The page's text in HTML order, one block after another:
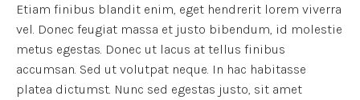
Etiam finibus blandit enim, eget hendrerit lorem viverra
vel. Donec feugiat massa et justo bibendum, id molestie
metus egestas. Donec ut lacus at tellus finibus
accumsan. Sed ut volutpat neque. In hac habitasse
platea dictumst. Nunc sed egestas justo, sit amet